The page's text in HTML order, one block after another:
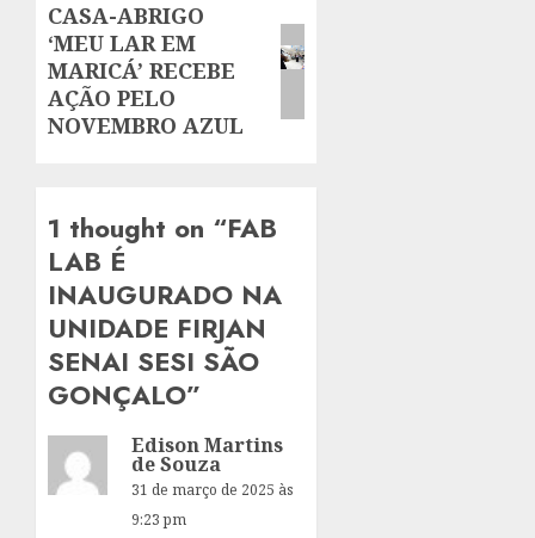
Next
post:
CASA-ABRIGO
‘MEU LAR EM
MARICÁ’ RECEBE
AÇÃO PELO
NOVEMBRO AZUL
1 thought on “FAB
LAB É
INAUGURADO NA
UNIDADE FIRJAN
SENAI SESI SÃO
GONÇALO”
Edison Martins
de Souza
31 de março de 2025 às
9:23 pm